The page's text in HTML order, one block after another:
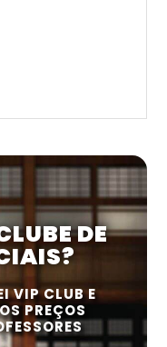
DE
VIP CLUB E
PREÇOS